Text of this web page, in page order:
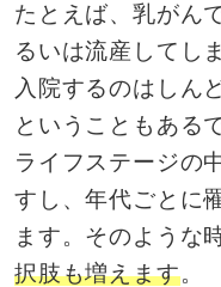
たとえば、乳がん
るいは流産してし
入院するのはしん
ということもある
ライフステージの
すし、年代ごとに
ます。そのような
択肢も増えます。